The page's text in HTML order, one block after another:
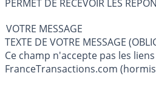
PERMET DE RECEVOIR LES
VOTRE MESSAGE
TEXTE DE
Ce champ n'accepte pas les
FranceTransactions.com